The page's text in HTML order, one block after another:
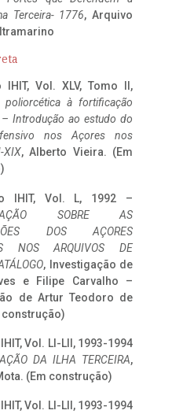
Terceira- 1776, Arquivo
IHIT, Vol. XLV, Tomo II,
poliorcética à fortificação
Introdução ao estudo do
nos Açores nos
XIX, Alberto Vieira. (Em
IHIT, Vol. L, 1992 –
SOBRE AS
DOS AÇORES
NOS ARQUIVOS DE
, Investigação de
e Filipe Carvalho –
de Artur Teodoro de
construção)
Vol. LI-LII, 1993-1994
DA ILHA TERCEIRA,
(Em construção)
Vol. LI-LII, 1993-1994